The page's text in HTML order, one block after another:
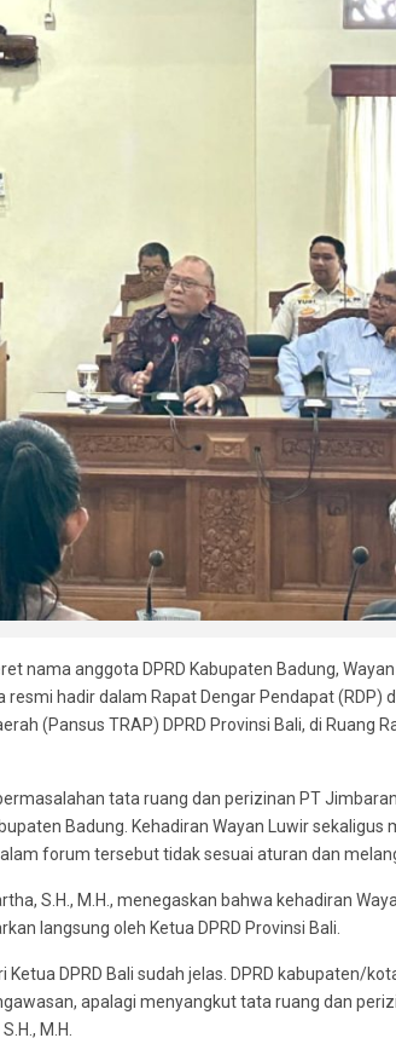
nama anggota DPRD Kabupaten Badung,
resmi hadir dalam Rapat Dengar Pendapat
(Pansus TRAP) DPRD Provinsi Bali, di Ruang
tata ruang dan perizinan PT
Badung. Kehadiran Wayan Luwir
forum tersebut tidak sesuai aturan dan
S.H., M.H., menegaskan bahwa kehadiran
langsung oleh Ketua DPRD Provinsi Bali.
DPRD Bali sudah jelas. DPRD kabupaten/
apalagi menyangkut tata ruang dan
M.H.